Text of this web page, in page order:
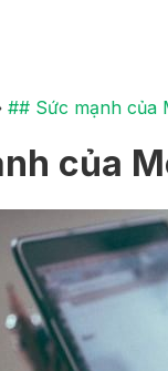
## Sức mạnh của
của